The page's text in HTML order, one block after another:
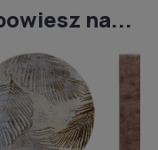
na...